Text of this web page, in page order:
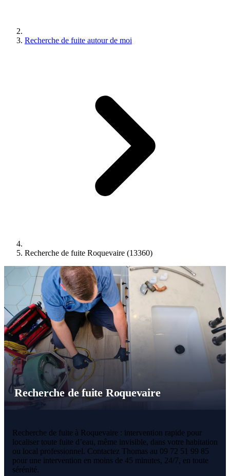
Recherche de fuite autour de moi
Recherche de fuite Roquevaire (13360)
Recherche de fuite Roquevaire
Recherche de fuite à Roquevaire : intervention rapide pour
localiser toute fuite d’eau, même invisible, dans votre habitation
ou local professionnel. Contactez Thomas au 09 72 51 99 85
pour une intervention en moins de 45 minutes, 24/7, en toute
sérénité.